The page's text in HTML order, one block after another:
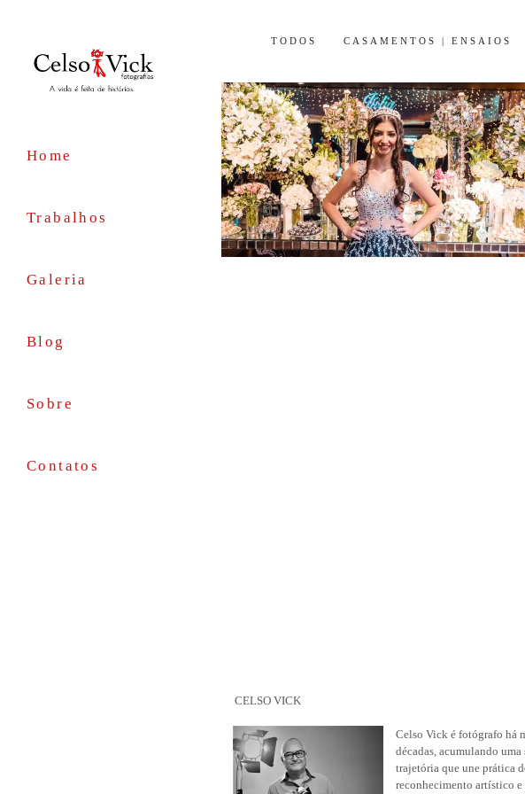
Home
Trabalhos
Galeria
Blog
Sobre
Contatos
TODOS CASAMENTOS | ENSAIOS
CELSO VICK
Celso Vick é fotógrafo há
décadas, acumulando
trajetória que une prática
reconhecimento artístico